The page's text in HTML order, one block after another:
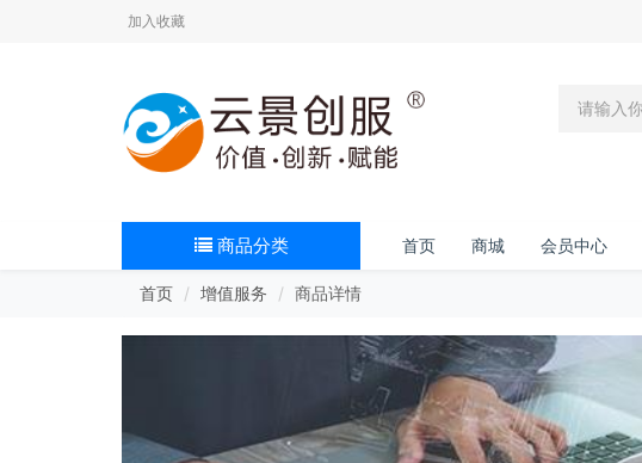
加入收藏
商品分类 首页 商城 会员中心
首页 增值服务 商品详情